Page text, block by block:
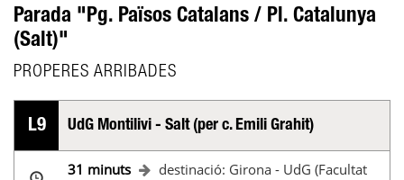
Parada "Pg. Països Catalans / Pl. Catalunya
(Salt)"
PROPERES ARRIBADES
L9 UdG Montilivi - Salt (per c. Emili Grahit)
31 minuts
destinació: Girona - UdG (Facultat